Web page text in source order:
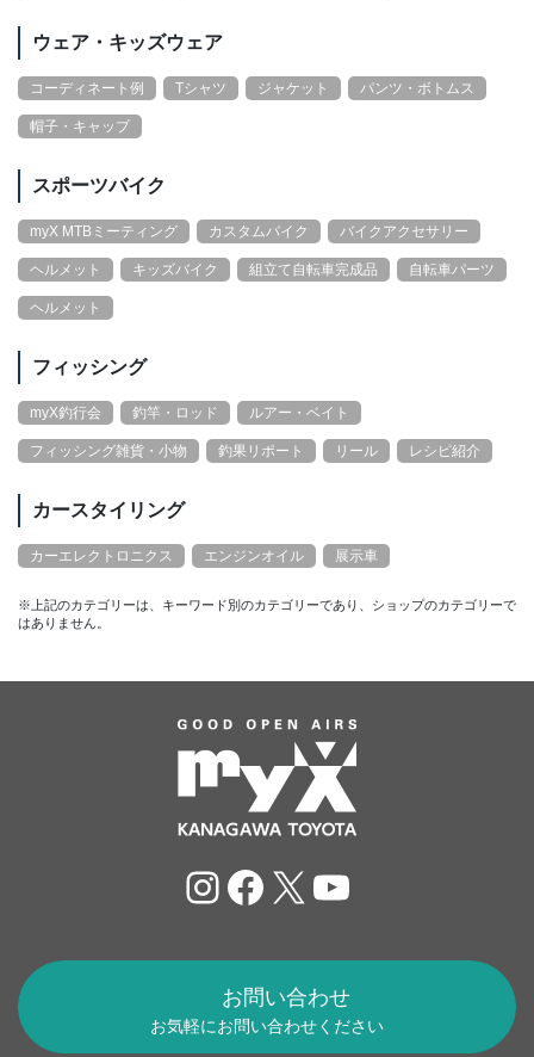
ウェア・キッズウェア
コーディネート例 Tシャツ ジャケット パンツ・ボトムス
帽子・キャップ
スポーツバイク
myX MTBミーティング カスタムバイク バイクアクセサリー
ヘルメット キッズバイク 組立て自転車完成品 自転車パーツ
ヘルメット
フィッシング
myX釣行会 釣竿・ロッド ルアー・ベイト
フィッシング雑貨・小物 釣果リポート リール レシピ紹介
カースタイリング
カーエレクトロニクス エンジンオイル 展示車
※上記のカテゴリーは、キーワード別のカテゴリーであり、ショップのカテゴリーで
はありません。
Instagram
Facebook
X YouTube
お問い合わせ
お気軽にお問い合わせください